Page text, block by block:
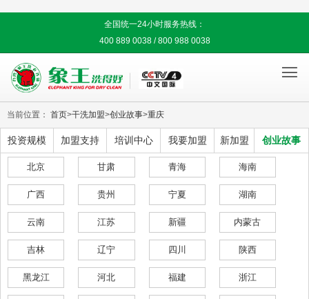
全国统一24小时服务热线：
400 889 0038 / 800 988 0038

当前位置： 首页>干洗加盟>创业故事>重庆
投资规模 加盟支持 培训中心 我要加盟 新加盟 创业故事
北京 甘肃 青海 海南
广西 贵州 宁夏 湖南
云南 江苏 新疆 内蒙古
吉林 辽宁 四川 陕西
黑龙江 河北 福建 浙江